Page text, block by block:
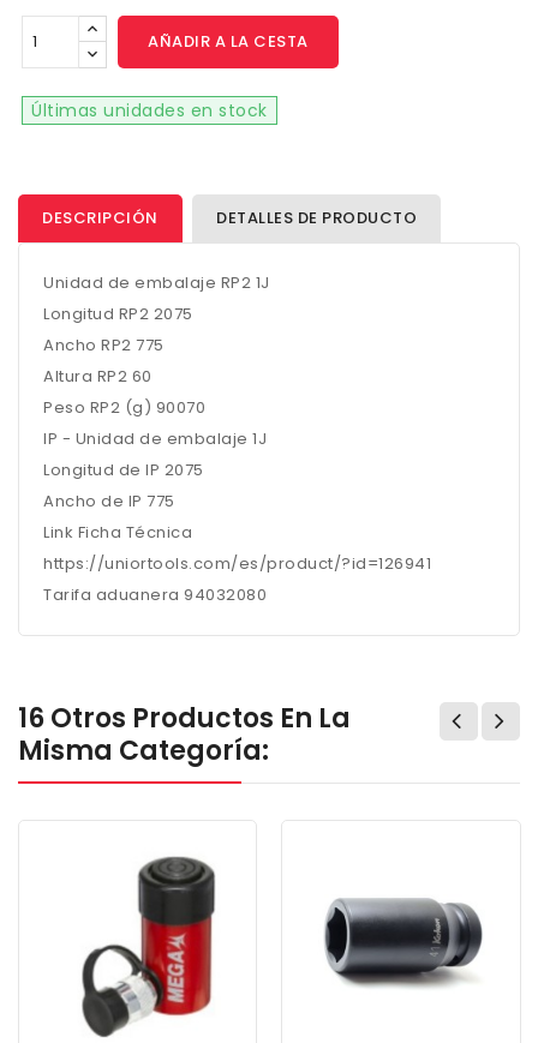
AÑADIR A LA CESTA
Últimas unidades en stock
DESCRIPCIÓN DETALLES DE PRODUCTO
Unidad de embalaje RP2 1J
Longitud RP2 2075
Ancho RP2 775
Altura RP2 60
Peso RP2 (g) 90070
IP - Unidad de embalaje 1J
Longitud de IP 2075
Ancho de IP 775
Link Ficha Técnica
https://uniortools.com/es/product/?id=126941
Tarifa aduanera 94032080
16 Otros Productos En La
Misma Categoría: